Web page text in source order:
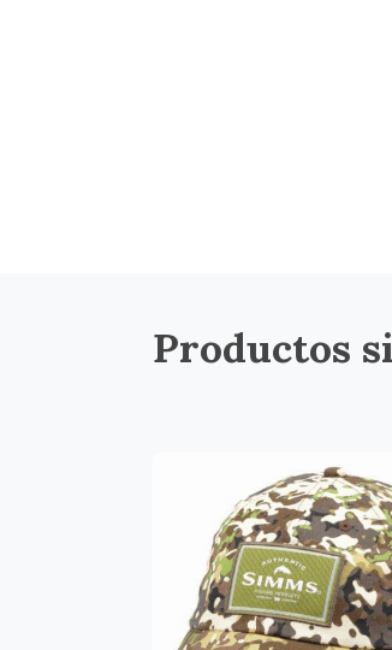
Productos